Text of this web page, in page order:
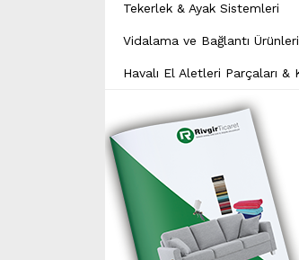
Tekerlek & Ayak Sistemleri
Vidalama ve Bağlantı Ürünleri